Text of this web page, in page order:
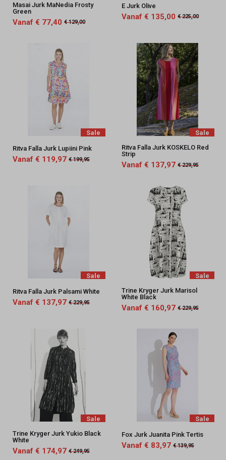
Masai Jurk MaNedia Frosty
Green
Vanaf € 77,40 € 129,00
E Jurk Olive
Vanaf € 135,00 € 225,00
Sale
Ritva Falla Jurk Lupiini Pink
Vanaf € 119,97 € 199,95
Sale
Ritva Falla Jurk KOSKELO Red
Strip
Vanaf € 137,97 € 229,95
Sale
Ritva Falla Jurk Palsami White
Vanaf € 137,97 € 229,95
Sale
Trine Kryger Jurk Marisol
White Black
Vanaf € 160,97 € 229,95
Sale
Trine Kryger Jurk Yukio Black
White
Vanaf € 174,97 € 249,95
Sale
Fox Jurk Juanita Pink Tertis
Vanaf € 83,97 € 139,95